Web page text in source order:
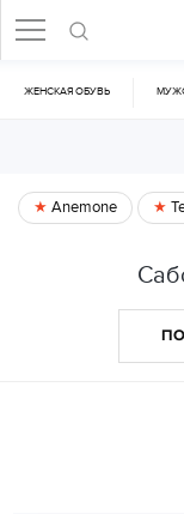
ЖЕНСКАЯ ОБУВЬ
Anemone